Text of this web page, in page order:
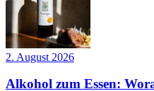
2. August 2026
Alkohol zum Essen: